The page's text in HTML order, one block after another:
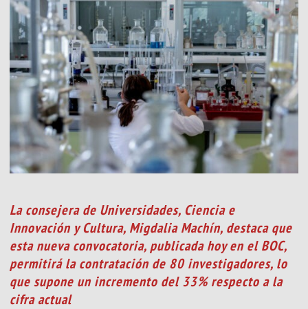
La consejera de Universidades, Ciencia e
Innovación y Cultura, Migdalia Machín, destaca que
esta nueva convocatoria, publicada hoy en el BOC,
permitirá la contratación de 80 investigadores, lo
que supone un incremento del 33% respecto a la
cifra actual